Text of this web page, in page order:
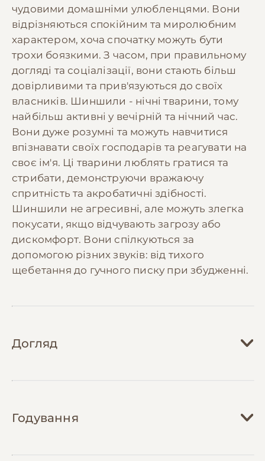
чудовими домашніми улюбленцями. Вони
відрізняються спокійним та миролюбним
характером, хоча спочатку можуть бути
трохи боязкими. З часом, при правильному
догляді та соціалізації, вони стають більш
довірливими та прив'язуються до своїх
власників. Шиншили - нічні тварини, тому
найбільш активні у вечірній та нічний час.
Вони дуже розумні та можуть навчитися
впізнавати своїх господарів та реагувати на
своє ім'я. Ці тварини люблять гратися та
стрибати, демонструючи вражаючу
спритність та акробатичні здібності.
Шиншили не агресивні, але можуть злегка
покусати, якщо відчувають загрозу або
дискомфорт. Вони спілкуються за
допомогою різних звуків: від тихого
щебетання до гучного писку при збудженні.
Догляд
уваги до умов їх утримання. Клітка повинна
бути просторою, мінімум 60х50х100 см, з
Годування